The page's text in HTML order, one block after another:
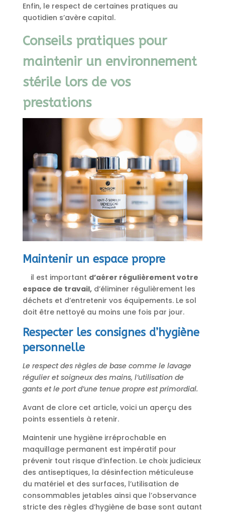
Enfin, le respect de certaines pratiques au
quotidien s’avère capital.
Conseils pratiques pour
maintenir un environnement
stérile lors de vos
prestations
Maintenir un espace propre
il est important d’aérer régulièrement votre
espace de travail,d’éliminer régulièrement les
déchets et d’entretenir vos équipements. Le sol
doit être nettoyé au moins une fois par jour.
Respecter les consignes d’hygiène
personnelle
Le respect des règles de base comme le lavage
régulier et soigneux des mains, l’utilisation de
gants et le port d’une tenue propre est primordial.
Avant de clore cet article, voici un aperçu des
points essentiels à retenir.
Maintenir une hygiène irréprochable en
maquillage permanent est impératif pour
prévenir tout risque d’infection. Le choix judicieux
des antiseptiques, la désinfection méticuleuse
du matériel et des surfaces, l’utilisation de
consommables jetables ainsi que l’observance
stricte des règles d’hygiène de base sont autant